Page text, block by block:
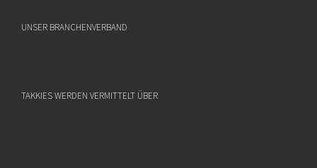
UNSER BRANCHENVERBAND
TAKKIES WERDEN VERMITTELT ÜBER